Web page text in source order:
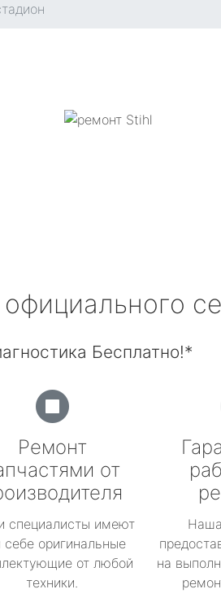
Бесплатно!*
Ремонт
от
специалисты имеют
себе оригинальные
от любой
техники.
на